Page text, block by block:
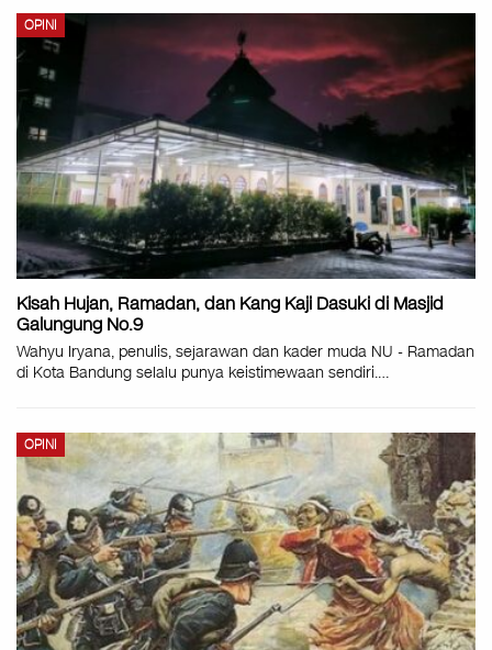
OPINI
Kisah Hujan, Ramadan, dan Kang Kaji Dasuki di Masjid
Galungung No.9
Wahyu Iryana, penulis, sejarawan dan kader muda NU - Ramadan
di Kota Bandung selalu punya keistimewaan sendiri.…
OPINI